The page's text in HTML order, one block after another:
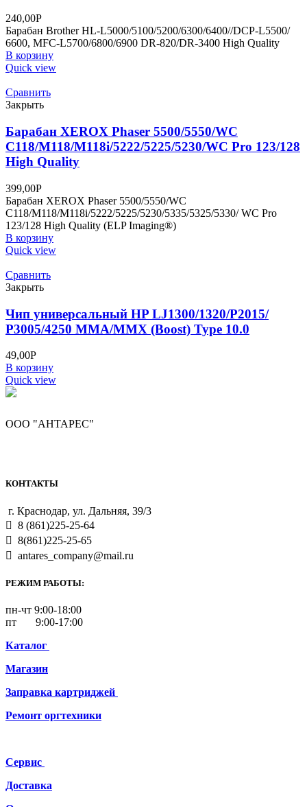
240,00Р
Барабан Brother HL-L5000/5100/5200/6300/6400//DCP-L5500/
6600, MFC-L5700/6800/6900 DR-820/DR-3400 High Quality
В корзину
Quick view
Сравнить
Закрыть
Барабан XEROX Phaser 5500/5550/WC
C118/M118/M118i/5222/5225/5230/WC Pro 123/128
High Quality
399,00Р
Барабан XEROX Phaser 5500/5550/WC
C118/M118/M118i/5222/5225/5230/5335/5325/5330/ WC Pro
123/128 High Quality (ELP Imaging®)
В корзину
Quick view
Сравнить
Закрыть
Чип универсальный HP LJ1300/1320/P2015/
P3005/4250 MMA/MMX (Boost) Type 10.0
49,00Р
В корзину
Quick view
ООО "АНТАРЕС"
КОНТАКТЫ
г. Краснодар, ул. Дальняя, 39/3
8 (861)225-25-64
8(861)225-25-65
antares_company@mail.ru
РЕЖИМ РАБОТЫ:
пн-чт 9:00-18:00
пт 9:00-17:00
Каталог
Магазин
Заправка картриджей
Ремонт оргтехники
Сервис
Доставка